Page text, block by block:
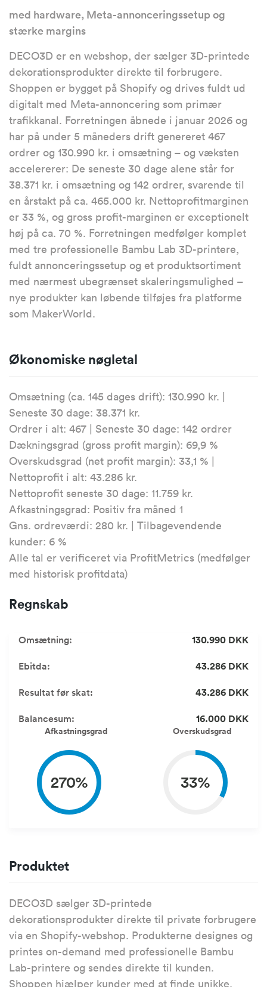
med hardware, Meta-annonceringssetup og
stærke margins
DECO3D er en webshop, der sælger 3D-printede
dekorationsprodukter direkte til forbrugere.
Shoppen er bygget på Shopify og drives fuldt ud
digitalt med Meta-annoncering som primær
trafikkanal. Forretningen åbnede i januar 2026 og
har på under 5 måneders drift genereret 467
ordrer og 130.990 kr. i omsætning – og væksten
accelererer: De seneste 30 dage alene står for
38.371 kr. i omsætning og 142 ordrer, svarende til
en årstakt på ca. 465.000 kr. Nettoprofitmarginen
er 33 %, og gross profit-marginen er exceptionelt
høj på ca. 70 %. Forretningen medfølger komplet
med tre professionelle Bambu Lab 3D-printere,
fuldt annonceringssetup og et produktsortiment
med nærmest ubegrænset skaleringsmulighed –
nye produkter kan løbende tilføjes fra platforme
som MakerWorld.
Økonomiske nøgletal
Omsætning (ca. 145 dages drift): 130.990 kr. |
Seneste 30 dage: 38.371 kr.
Ordrer i alt: 467 | Seneste 30 dage: 142 ordrer
Dækningsgrad (gross profit margin): 69,9 %
Overskudsgrad (net profit margin): 33,1 % |
Nettoprofit i alt: 43.286 kr.
Nettoprofit seneste 30 dage: 11.759 kr.
Afkastningsgrad: Positiv fra måned 1
Gns. ordreværdi: 280 kr. | Tilbagevendende
kunder: 6 %
Alle tal er verificeret via ProfitMetrics (medfølger
med historisk profitdata)
Regnskab
Omsætning: 130.990 DKK
Ebitda: 43.286 DKK
Resultat før skat: 43.286 DKK
Balancesum: 16.000 DKK
Afkastningsgrad
270%
Overskudsgrad
33%
Produktet
DECO3D sælger 3D-printede
dekorationsprodukter direkte til private forbrugere
via en Shopify-webshop. Produkterne designes og
printes on-demand med professionelle Bambu
Lab-printere og sendes direkte til kunden.
Shoppen hjælper kunder med at finde unikke,